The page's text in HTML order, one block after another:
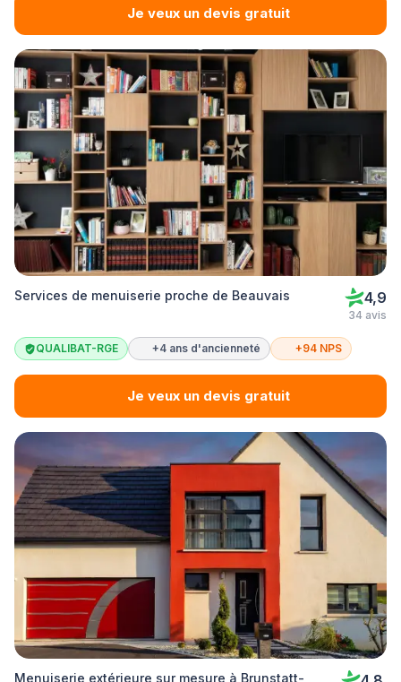
Je veux un devis gratuit
Services de menuiserie proche de Beauvais 4,9
34 avis
QUALIBAT-RGE +4 ans d'ancienneté +94 NPS
Je veux un devis gratuit
Menuiserie extérieure sur mesure à Brunstatt-